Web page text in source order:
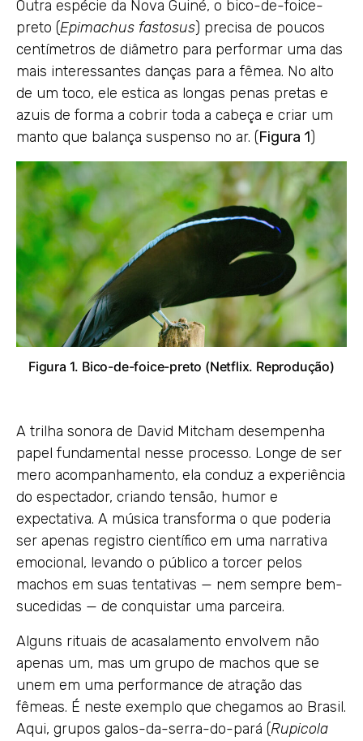
Outra espécie da Nova Guiné, o bico-de-foice-
preto (Epimachus fastosus) precisa de poucos
centímetros de diâmetro para performar uma das
mais interessantes danças para a fêmea. No alto
de um toco, ele estica as longas penas pretas e
azuis de forma a cobrir toda a cabeça e criar um
manto que balança suspenso no ar. (Figura 1)
Figura 1. Bico-de-foice-preto (Netflix. Reprodução)
A trilha sonora de David Mitcham desempenha
papel fundamental nesse processo. Longe de ser
mero acompanhamento, ela conduz a experiência
do espectador, criando tensão, humor e
expectativa. A música transforma o que poderia
ser apenas registro científico em uma narrativa
emocional, levando o público a torcer pelos
machos em suas tentativas — nem sempre bem-
sucedidas — de conquistar uma parceira.
Alguns rituais de acasalamento envolvem não
apenas um, mas um grupo de machos que se
unem em uma performance de atração das
fêmeas. É neste exemplo que chegamos ao Brasil.
Aqui, grupos galos-da-serra-do-pará (Rupicola